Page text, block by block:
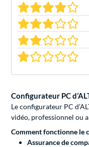
Configurateur PC
Le configurateur PC
vidéo, professionnel ou
Comment fonctionne le
Assurance de